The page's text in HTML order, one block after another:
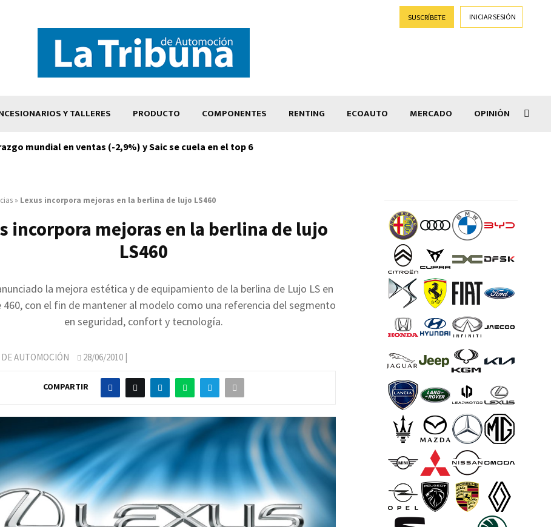
SUSCRÍBETE INICIAR SESIÓN
Y TALLERES PRODUCTO COMPONENTES RENTING ECOAUTO MERCADO OPINIÓN
mundial en ventas (-2,9%) y Saic se cuela en el top 6
» Lexus incorpora mejoras en la berlina de lujo LS460
incorpora mejoras en la berlina de lujo
LS460
la mejora estética y de equipamiento de la berlina de Lujo LS en
460, con el fin de mantener al modelo como una referencia del segmento
en seguridad, confort y tecnología.
AUTOMOCIÓN 28/06/2010 |
COMPARTIR